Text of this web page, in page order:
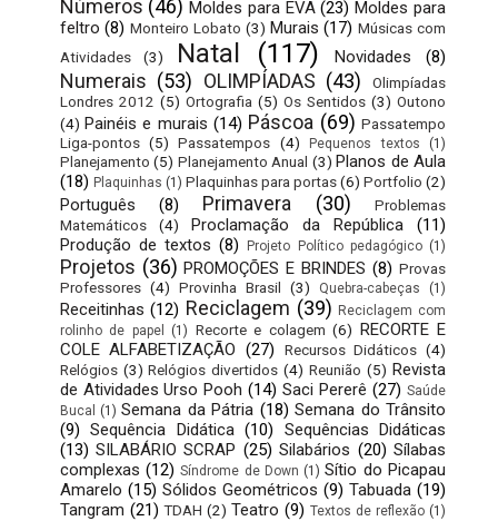
Números (46) Moldes para EVA (23) Moldes para
feltro (8) Monteiro Lobato (3) Murais (17) Músicas com
Atividades
(3) Natal (117) Novidades (8)
Numerais (53) OLIMPÍADAS (43)
Olimpíadas
Londres 2012 (5) Ortografia (5) Os Sentidos (3) Outono
(4) Painéis e murais (14) Páscoa (69) Passatempo
Liga-pontos (5) Passatempos (4) Pequenos textos (1)
Planejamento (5) Planejamento Anual (3) Planos de Aula
(18) Plaquinhas (1) Plaquinhas para portas(6) Portfolio (2)
Português (8) Primavera (30)
Problemas
Matemáticos
(4) Proclamação da República
(11)
Produção de textos (8) Projeto Político pedagógico (1)
Projetos (36) PROMOÇÕES E BRINDES (8) Provas
Professores (4) Provinha Brasil (3) Quebra-cabeças (1)
Receitinhas (12) Reciclagem (39) Reciclagem com
rolinho de papel
(1) Recorte e colagem (6) RECORTE E
COLE ALFABETIZAÇÃO (27) Recursos Didáticos (4)
Relógios (3) Relógios divertidos (4) Reunião (5) Revista
de Atividades Urso Pooh (14) Saci Pererê (27) Saúde
Bucal
(1) Semana da Pátria (18) Semana do Trânsito
(9) Sequência Didática (10)
Sequências Didáticas
(13) SILABÁRIO SCRAP (25) Silabários (20) Sílabas
complexas (12) Síndrome de Down (1) Sítio do Picapau
Amarelo (15) Sólidos Geométricos (9) Tabuada (19)
Tangram (21) TDAH (2) Teatro (9) Textos de reflexão (1)